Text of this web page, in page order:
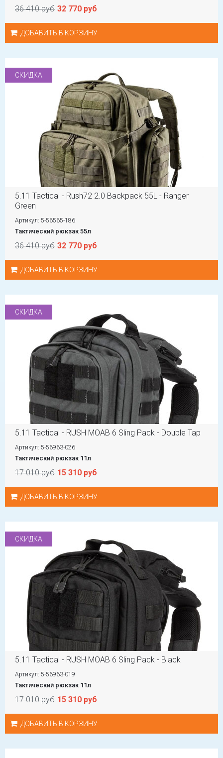
36 410 руб 32 770 руб
ДОБАВИТЬ В КОРЗИНУ
СКИДКА
5.11 Tactical - Rush72 2.0 Backpack 55L - Ranger
Green
Артикул: 5-56565-186
Тактический рюкзак 55л
36 410 руб 32 770 руб
ДОБАВИТЬ В КОРЗИНУ
СКИДКА
5.11 Tactical - RUSH MOAB 6 Sling Pack - Double Tap
Артикул: 5-56963-026
Тактический рюкзак 11л
17 010 руб 15 310 руб
ДОБАВИТЬ В КОРЗИНУ
СКИДКА
5.11 Tactical - RUSH MOAB 6 Sling Pack - Black
Артикул: 5-56963-019
Тактический рюкзак 11л
17 010 руб 15 310 руб
ДОБАВИТЬ В КОРЗИНУ